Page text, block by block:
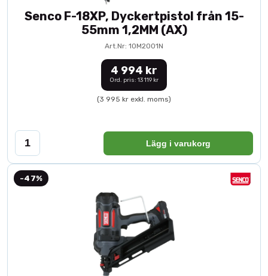
Senco F-18XP, Dyckertpistol från 15-
55mm 1,2MM (AX)
Art.Nr: 10M2001N
4 994 kr
Ord. pris: 13 119 kr
(3 995 kr exkl. moms)
Lägg i varukorg
-47%